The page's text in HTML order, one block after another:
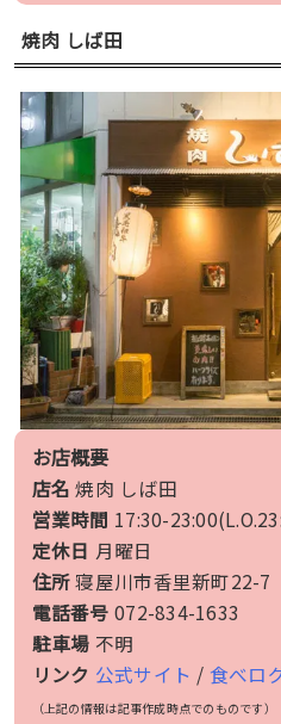
焼肉 しば田
お店概要
店名 焼肉 しば田
営業時間 17:30-
定休日 月曜日
住所寝屋川市香里新町22-
電話番号 072-834-1633
駐車場 不明
リンク 公式サイト / 食べロ
（上記の情報は記事作成時点でのものです）